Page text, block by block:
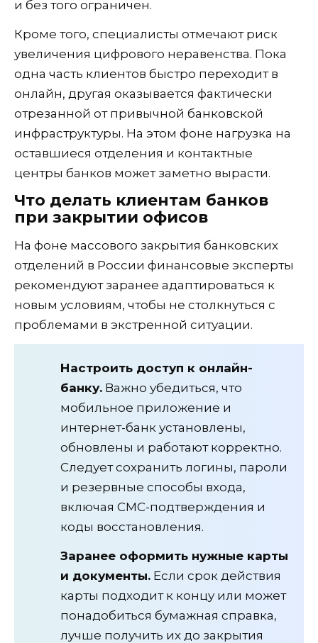
и без того ограничен.
Кроме того, специалисты отмечают риск
увеличения цифрового неравенства. Пока
одна часть клиентов быстро переходит в
онлайн, другая оказывается фактически
отрезанной от привычной банковской
инфраструктуры. На этом фоне нагрузка на
оставшиеся отделения и контактные
центры банков может заметно вырасти.
Что делать клиентам банков
при закрытии офисов
На фоне массового закрытия банковских
отделений в России финансовые эксперты
рекомендуют заранее адаптироваться к
новым условиям, чтобы не столкнуться с
проблемами в экстренной ситуации.
Настроить доступ к онлайн-
банку. Важно убедиться, что
мобильное приложение и
интернет-банк установлены,
обновлены и работают корректно.
Следует сохранить логины, пароли
и резервные способы входа,
включая СМС-подтверждения и
коды восстановления.
Заранее оформить нужные карты
и документы. Если срок действия
карты подходит к концу или может
понадобиться бумажная справка,
лучше получить их до закрытия